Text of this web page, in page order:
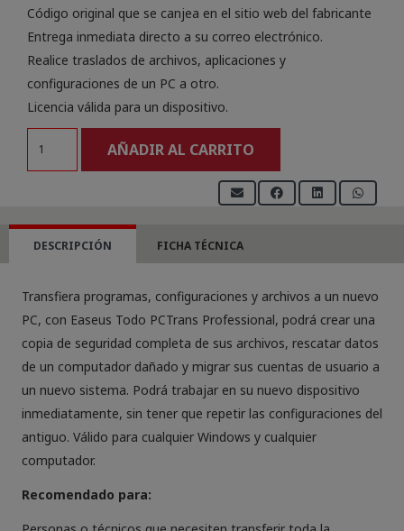
Código original que se canjea en el sitio web del fabricante
Entrega inmediata directo a su correo electrónico.
Realice traslados de archivos, aplicaciones y
configuraciones de un PC a otro.
Licencia válida para un dispositivo.
(Mensual)
AÑADIR AL CARRITO
DESCRIPCIÓN FICHA TÉCNICA
Transfiera programas, configuraciones y archivos a un nuevo
PC, con Easeus Todo PCTrans Professional, podrá crear una
copia de seguridad completa de sus archivos, rescatar datos
de un computador dañado y migrar sus cuentas de usuario a
un nuevo sistema. Podrá trabajar en su nuevo dispositivo
inmediatamente, sin tener que repetir las configuraciones del
antiguo. Válido para cualquier Windows y cualquier
computador.
Recomendado para: